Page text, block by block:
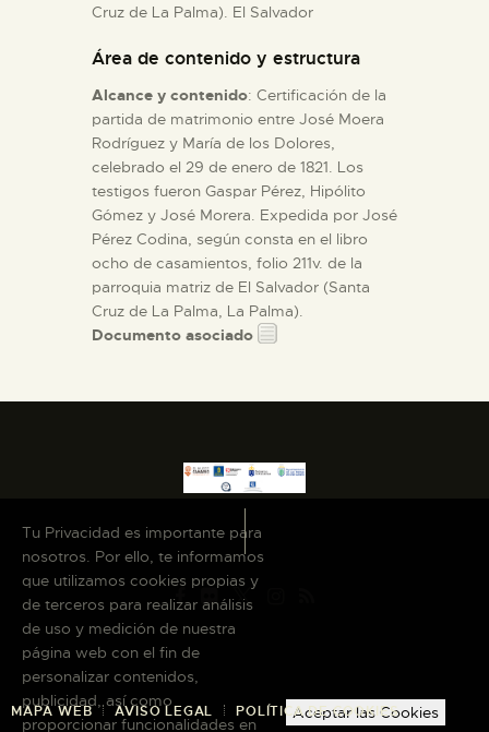
Cruz de La Palma). El Salvador
Área de contenido y estructura
Alcance y contenido: Certificación de la
partida de matrimonio entre José Moera
Rodríguez y María de los Dolores,
celebrado el 29 de enero de 1821. Los
testigos fueron Gaspar Pérez, Hipólito
Gómez y José Morera. Expedida por José
Pérez Codina, según consta en el libro
ocho de casamientos, folio 211v. de la
parroquia matriz de El Salvador (Santa
Cruz de La Palma, La Palma).
Documento asociado
MAPA WEB AVISO LEGAL POLÍTICA DE COOKIES
Tu Privacidad es importante para
nosotros. Por ello, te informamos
que utilizamos cookies propias y
de terceros para realizar análisis
de uso y medición de nuestra
página web con el fin de
personalizar contenidos,
publicidad, así como
proporcionar funcionalidades en
Aceptar las Cookies